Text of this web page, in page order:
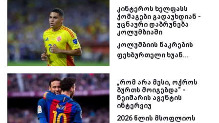
კინტეროს ხელფასს
ქომაგები გადაუხდიან -
უცნაური დაბრუნება
კოლუმბიაში
კოლუმბიის ნაკრების
ფეხბურთელი ხუან...
„რომ არა მესი, ოქროს
ბურთს მოიგებდა“ -
ნეიმარის აგენტის
ინტერვიუ
2026 წლის მსოფლიოს